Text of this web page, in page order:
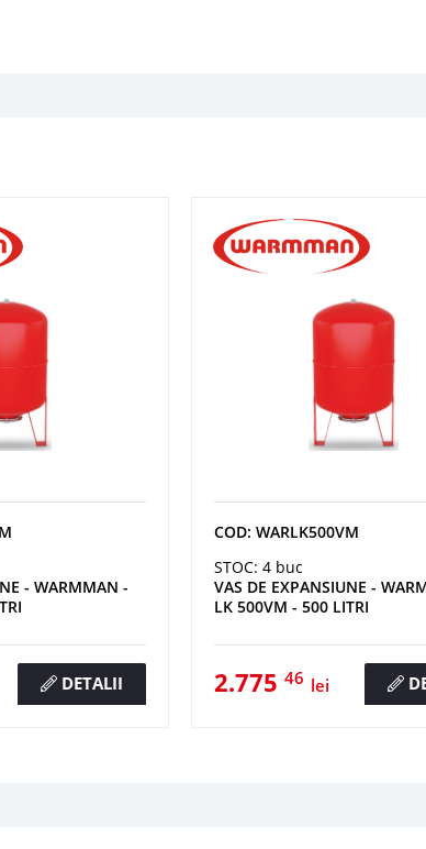
- WARMMAN -
DETALII
COD: WARLK500VM
STOC: 4 buc
VAS DE EXPANSIUNE -
LK 500VM - 500 LITRI
2.775 46 lei